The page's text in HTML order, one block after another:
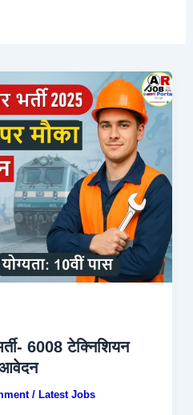
6008 टेक्निशियन
/ Latest Jobs